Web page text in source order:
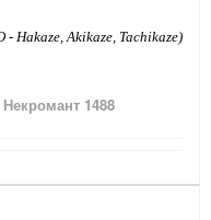
- Hakaze, Akikaze, Tachikaze)
1488